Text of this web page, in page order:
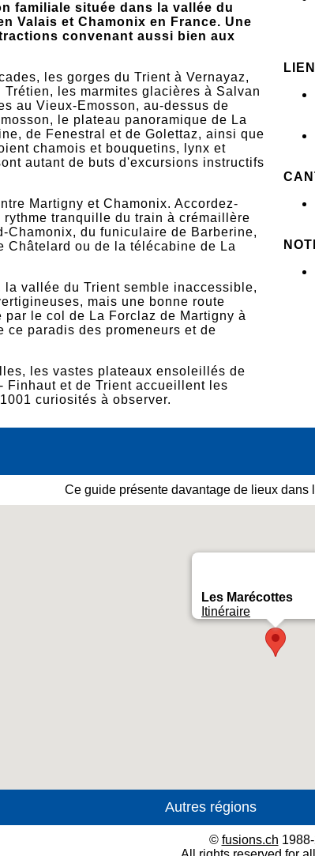
familiale située dans la vallée du
Valais et Chamonix en France. Une
convenant aussi bien aux
les gorges du Trient à Vernayaz,
les marmites glacières à Salvan
au Vieux-Emosson, au-dessus de
le plateau panoramique de La
de Fenestral et de Golettaz, ainsi que
chamois et bouquetins, lynx et
autant de buts d'excursions instructifs
Martigny et Chamonix. Accordez-
tranquille du train à crémaillère
Chamonix, du funiculaire de Barberine,
Châtelard ou de la télécabine de La
vallée du Trient semble inaccessible,
mais une bonne route
le col de La Forclaz de Martigny à
paradis des promeneurs et de
les vastes plateaux ensoleillés de
Finhaut et de Trient accueillent les
curiosités à observer.
Ce guide présente davantage de lieux dans
Les Marécottes
Itinéraire
© fusions.ch